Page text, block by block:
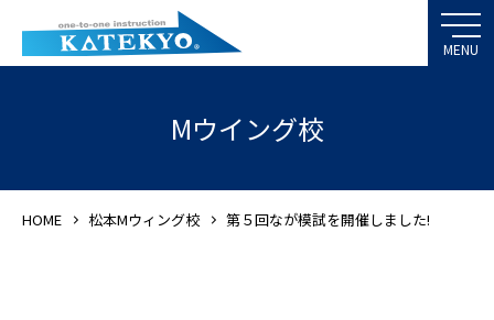
Mウイング校
HOME 松本Mウィング校 第５回なが模試を開催しました!